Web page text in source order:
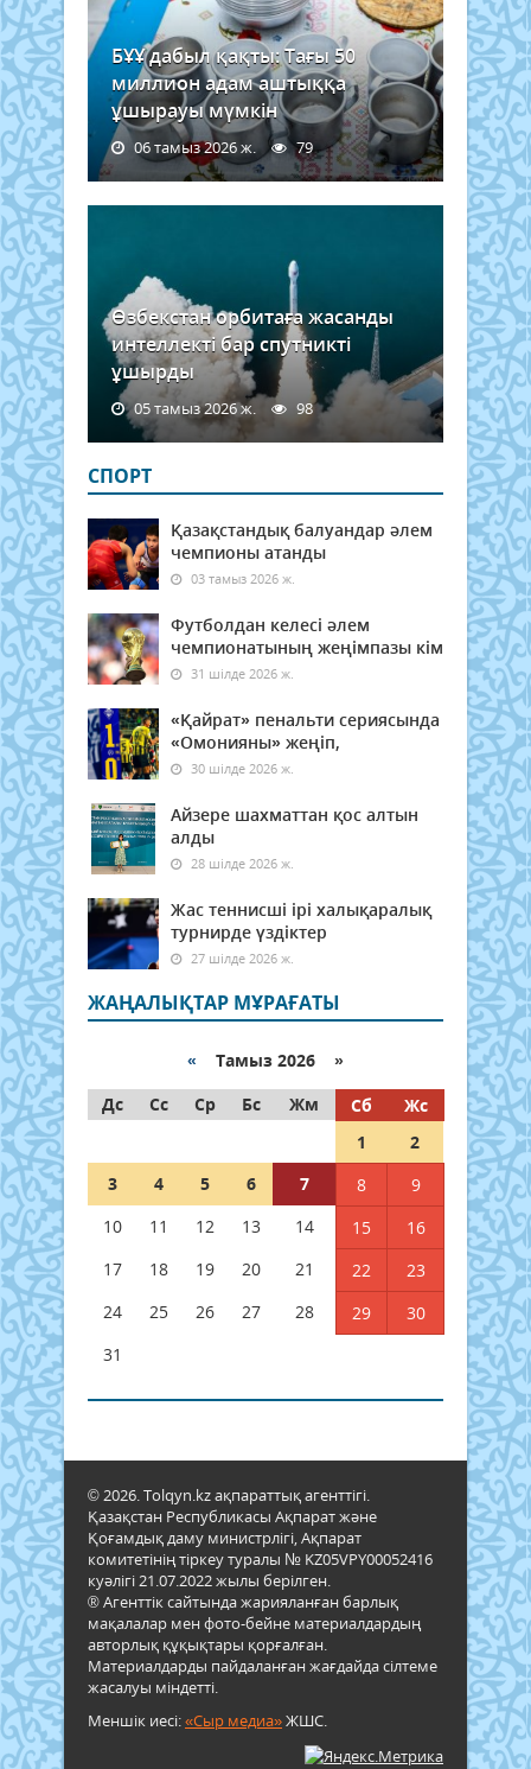
БҰҰ дабыл қақты: Тағы 50
миллион адам аштыққа
ұшырауы мүмкін
06 тамыз 2026 ж. 79
Өзбекстан орбитаға жасанды
интеллекті бар спутникті
ұшырды
05 тамыз 2026 ж. 98
СПОРТ
Қазақстандық балуандар әлем
чемпионы атанды
03 тамыз 2026 ж.
Футболдан келесі әлем
чемпионатының жеңімпазы кім
31 шілде 2026 ж.
«Қайрат» пенальти сериясында
«Омонияны» жеңіп,
30 шілде 2026 ж.
Айзере шахматтан қос алтын
алды
28 шілде 2026 ж.
Жас теннисші ірі халықаралық
турнирде үздіктер
27 шілде 2026 ж.
ЖАҢАЛЫҚТАР МҰРАҒАТЫ
« Тамыз 2026 »
Дс
Сс Ср Бс Жм Сб
Жс
1
2
3
4 5 6 7 8
9
10
11 12 13 14 15
16
17
18 19 20 21 22
23
24
25 26 27 28 29
30
31
© 2026. Tolqyn.kz ақпараттық агенттігі.
Қазақстан Республикасы Ақпарат және
Қоғамдық даму министрлігі, Ақпарат
комитетінің тіркеу туралы № KZ05VPY00052416
куәлігі 21.07.2022 жылы берілген.
® Агенттік сайтында жарияланған барлық
мақалалар мен фото-бейне материалдардың
авторлық құқықтары қорғалған.
Материалдарды пайдаланған жағдайда сілтеме
жасалуы міндетті.
Меншік иесі:«Сыр медиа»ЖШС.